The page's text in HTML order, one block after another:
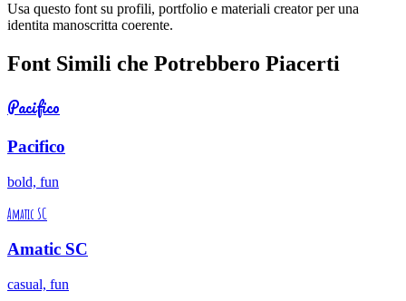
Usa questo font su profili, portfolio e materiali creator per una
identita manoscritta coerente.
Font Simili che Potrebbero Piacerti
Pacifico
Pacifico
bold, fun
Amatic SC
Amatic SC
casual, fun